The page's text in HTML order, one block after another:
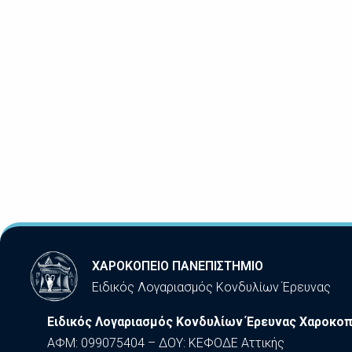
ΧΑΡΟΚΟΠΕΙΟ ΠΑΝΕΠΙΣΤΗΜΙΟ
Ειδικός Λογαριασμός Κονδυλίων Έρευνας
Ειδικός Λογαριασμός Κονδυλίων Έρευνας
ΑΦΜ: 099075404 – ΔΟΥ: ΚΕΦΟΔΕ Αττικής